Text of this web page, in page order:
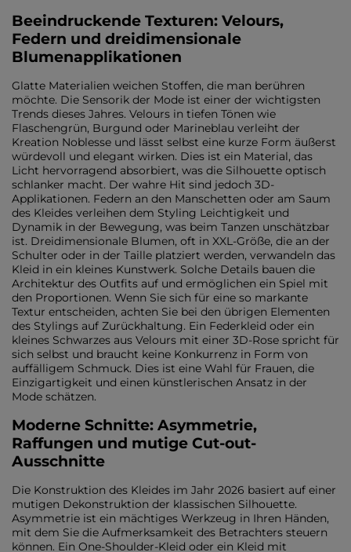
Beeindruckende Texturen: Velours,
Federn und dreidimensionale
Blumenapplikationen
Glatte Materialien weichen Stoffen, die man berühren
möchte. Die Sensorik der Mode ist einer der wichtigsten
Trends dieses Jahres. Velours in tiefen Tönen wie
Flaschengrün, Burgund oder Marineblau verleiht der
Kreation Noblesse und lässt selbst eine kurze Form äußerst
würdevoll und elegant wirken. Dies ist ein Material, das
Licht hervorragend absorbiert, was die Silhouette optisch
schlanker macht. Der wahre Hit sind jedoch 3D-
Applikationen. Federn an den Manschetten oder am Saum
des Kleides verleihen dem Styling Leichtigkeit und
Dynamik in der Bewegung, was beim Tanzen unschätzbar
ist. Dreidimensionale Blumen, oft in XXL-Größe, die an der
Schulter oder in der Taille platziert werden, verwandeln das
Kleid in ein kleines Kunstwerk. Solche Details bauen die
Architektur des Outfits auf und ermöglichen ein Spiel mit
den Proportionen. Wenn Sie sich für eine so markante
Textur entscheiden, achten Sie bei den übrigen Elementen
des Stylings auf Zurückhaltung. Ein Federkleid oder ein
kleines Schwarzes aus Velours mit einer 3D-Rose spricht für
sich selbst und braucht keine Konkurrenz in Form von
auffälligem Schmuck. Dies ist eine Wahl für Frauen, die
Einzigartigkeit und einen künstlerischen Ansatz in der
Mode schätzen.
Moderne Schnitte: Asymmetrie,
Raffungen und mutige Cut-out-
Ausschnitte
Die Konstruktion des Kleides im Jahr 2026 basiert auf einer
mutigen Dekonstruktion der klassischen Silhouette.
Asymmetrie ist ein mächtiges Werkzeug in Ihren Händen,
mit dem Sie die Aufmerksamkeit des Betrachters steuern
können. Ein One-Shoulder-Kleid oder ein Kleid mit